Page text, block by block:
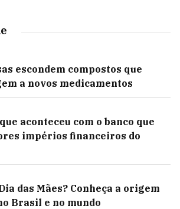
escondem compostos que
a novos medicamentos
aconteceu com o banco que
impérios financeiros do
das Mães? Conheça a origem
Brasil e no mundo